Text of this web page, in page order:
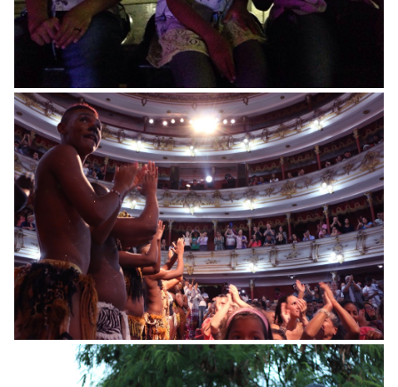
Evento cierre 2016 Somos Pacífico